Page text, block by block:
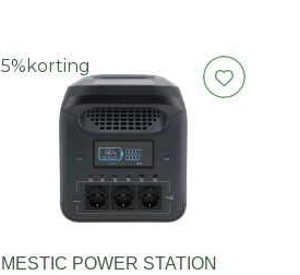
5% korting
MESTIC POWER STATION